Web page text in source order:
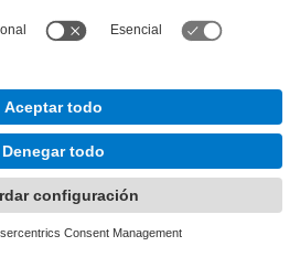
de l'assignatura
FIB/GIA/FC/
previas
Las correspondientes de